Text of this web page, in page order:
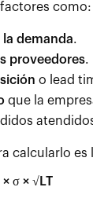
como:
demanda.
proveedores.
o lead
que la
calcularlo es
σ × √LT